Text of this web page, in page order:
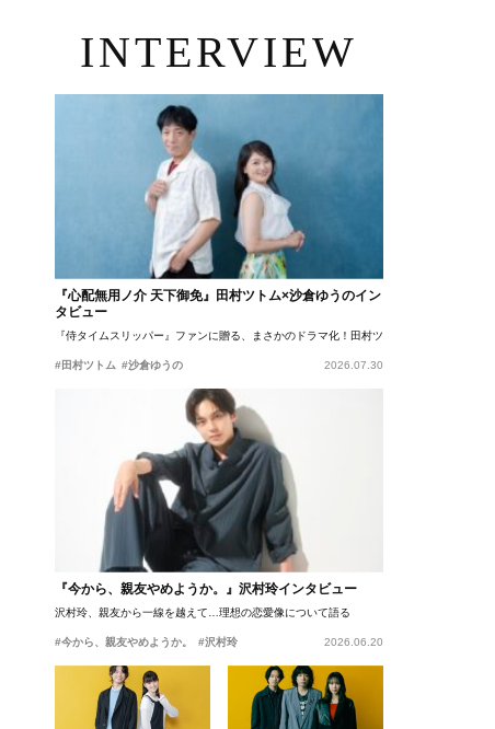
INTERVIEW
『心配無用ノ介 天下御免』田村ツトム×沙倉ゆうのイン
タビュー
『侍タイムスリッパー』ファンに贈る、まさかのドラマ化！田村ツトム×沙倉ゆうのが語
#田村ツトム #沙倉ゆうの 2026.07.30
『今から、親友やめようか。』沢村玲インタビュー
沢村玲、親友から一線を越えて…理想の恋愛像について語る
#今から、親友やめようか。 #沢村玲 2026.06.20